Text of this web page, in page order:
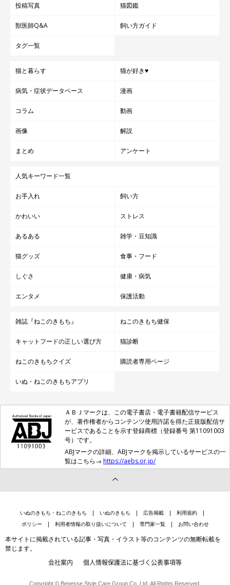
投稿写真 猫図鑑
獣医師Q&A 飼い方ガイド
タグ一覧
猫と暮らす 猫が好き♥
病気・症状データベース 漫画
コラム 動画
画像 解説
まとめ アンケート
人気キーワード一覧
お手入れ 飼い方
かわいい ストレス
あるある 雑学・豆知識
猫グッズ 食事・フード
しぐさ 健康・病気
エンタメ 保護活動
雑誌『ねこのきもち』 ねこのきもち健保
キャットフードの正しい選び方 猫診断
ねこのきもちクイズ 購読者専用ページ
いぬ・ねこのきもちアプリ
ＡＢＪマークは、この電子書店・電子書籍配信サービス
が、著作権者からコンテンツ使用許諾を得た正規版配信サ
ービスであることを示す登録商標（登録番号 第11091003
号）です。
ABJマークの詳細、ABJマークを掲示しているサービスの一
覧はこちら→ https://aebs.or.jp/
いぬのきもち・ねこのきもち いぬのきもち 広告掲載
利用規約
ポリシー
利用者情報の取り扱いについて 専門家一覧 お問い合わせ
本サイトに掲載されている記事・写真・イラスト等のコンテンツの無断転載を
禁じます。
会社案内 個人情報保護法に基づく公表事項等
Copyright © Benesse Style Care Group Co.,Ltd. All Rights Reserved.